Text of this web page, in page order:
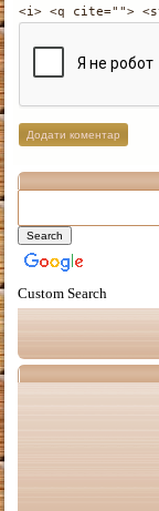
<i> <q cite="">
Custom Search